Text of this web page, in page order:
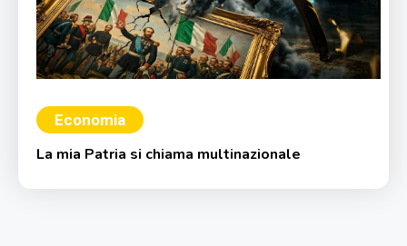
Economia
La mia Patria si chiama multinazionale